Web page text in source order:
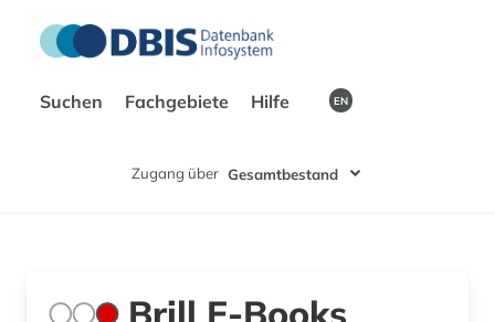
Suchen Fachgebiete Hilfe EN
Zugang über Gesamtbestand
Brill E-Books